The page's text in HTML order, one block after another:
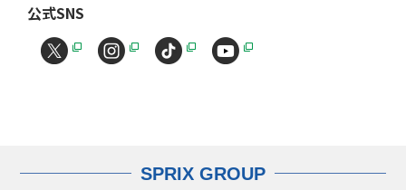
公式SNS
SPRIX GROUP